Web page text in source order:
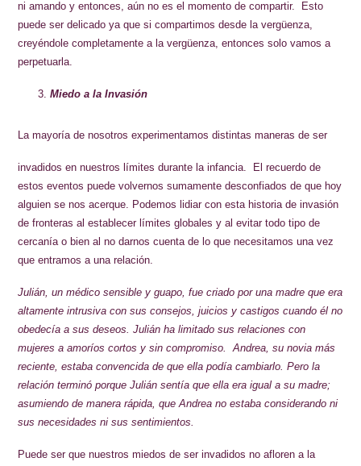
ni amando y entonces, aún no es el momento de compartir. Esto
puede ser delicado ya que si compartimos desde la vergüenza,
creyéndole completamente a la vergüenza, entonces solo vamos a
perpetuarla.
Miedo a la Invasión
La mayoría de nosotros experimentamos distintas maneras de ser
invadidos en nuestros límites durante la infancia. El recuerdo de
estos eventos puede volvernos sumamente desconfiados de que hoy
alguien se nos acerque. Podemos lidiar con esta historia de invasión
de fronteras al establecer límites globales y al evitar todo tipo de
cercanía o bien al no darnos cuenta de lo que necesitamos una vez
que entramos a una relación.
Julián, un médico sensible y guapo, fue criado por una madre que era
altamente intrusiva con sus consejos, juicios y castigos cuando él no
obedecía a sus deseos. Julián ha limitado sus relaciones con
mujeres a amoríos cortos y sin compromiso. Andrea, su novia más
reciente, estaba convencida de que ella podía cambiarlo. Pero la
relación terminó porque Julián sentía que ella era igual a su madre;
asumiendo de manera rápida, que Andrea no estaba considerando ni
sus necesidades ni sus sentimientos.
Puede ser que nuestros miedos de ser invadidos no afloren a la